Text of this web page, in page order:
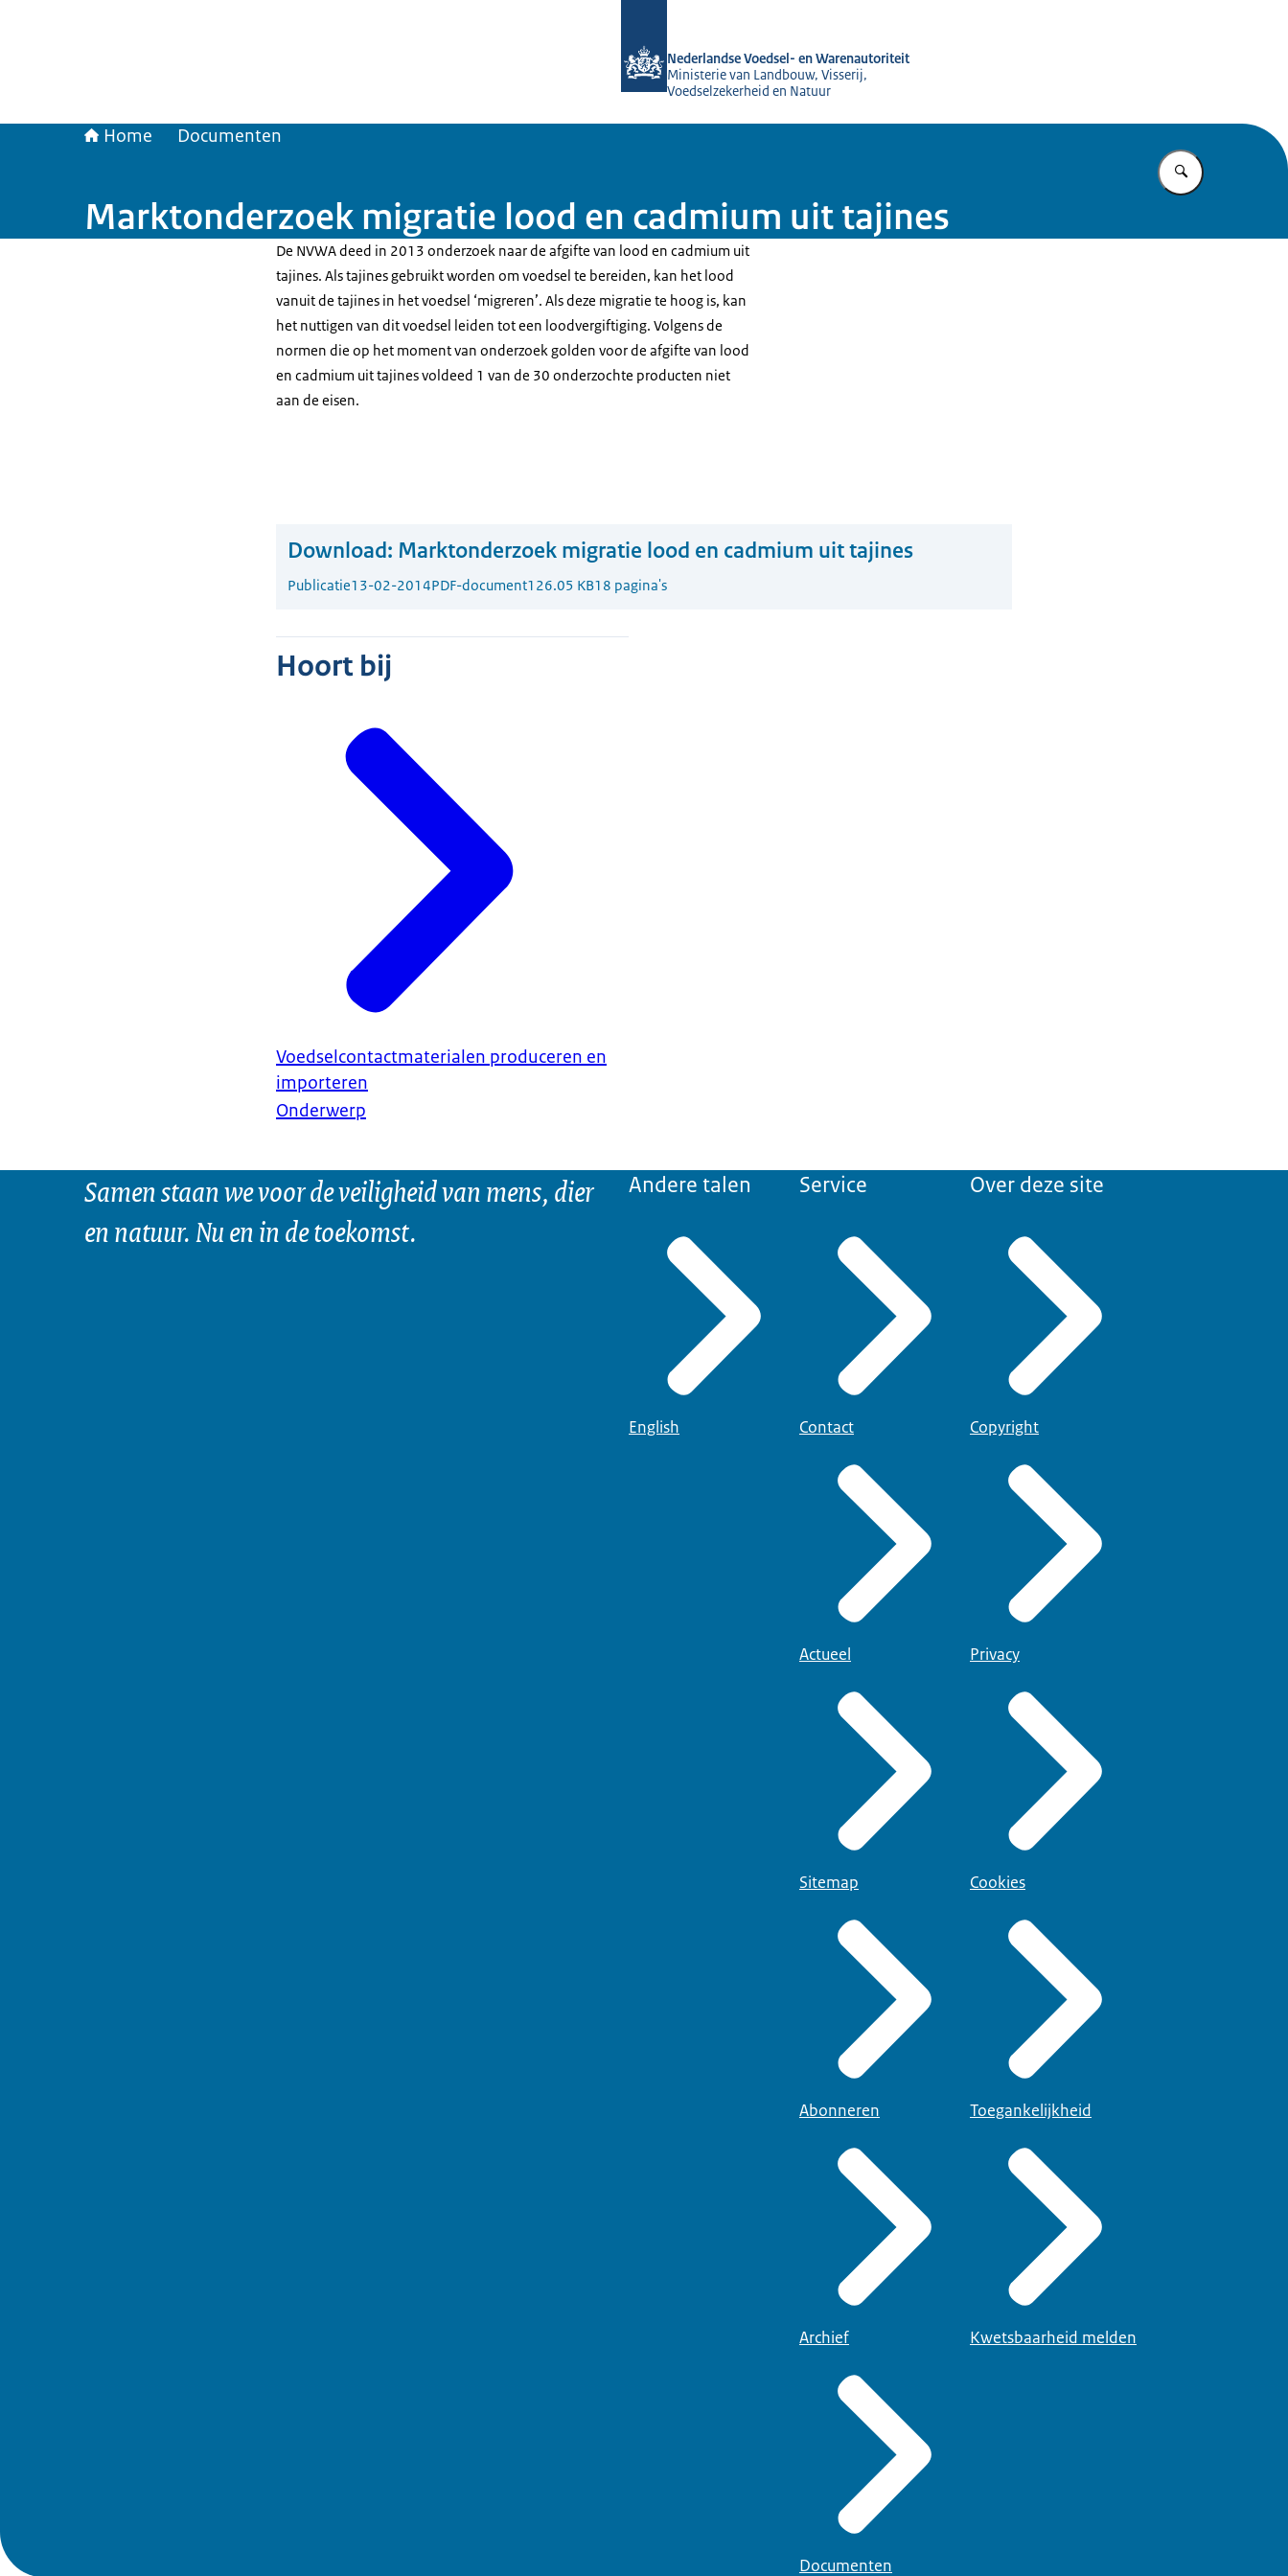
Nederlandse Voedsel- en Warenautoriteit
Ministerie van Landbouw, Visserij,
Voedselzekerheid en Natuur
Home Documenten
Vul in wat u
Marktonderzoek migratie lood en cadmium uit tajines
De NVWA deed in 2013 onderzoek naar de afgifte van lood en cadmium uit
tajines. Als tajines gebruikt worden om voedsel te bereiden, kan het lood
vanuit de tajines in het voedsel ‘migreren’. Als deze migratie te hoog is, kan
het nuttigen van dit voedsel leiden tot een loodvergiftiging. Volgens de
normen die op het moment van onderzoek golden voor de afgifte van lood
en cadmium uit tajines voldeed 1 van de 30 onderzochte producten niet
aan de eisen.
Download: Marktonderzoek migratie lood en cadmium uit tajines
Publicatie13-02-2014PDF-document126.05 KB18 pagina's
Hoort bij
Voedselcontactmaterialen produceren en
importeren
Onderwerp
Samen staan we voor de veiligheid van mens, dier
en natuur. Nu en in de toekomst.
Andere talen
English
Service
Contact
Actueel
Sitemap
Abonneren
Archief
Documenten
Over deze site
Copyright
Privacy
Cookies
Toegankelijkheid
Kwetsbaarheid melden